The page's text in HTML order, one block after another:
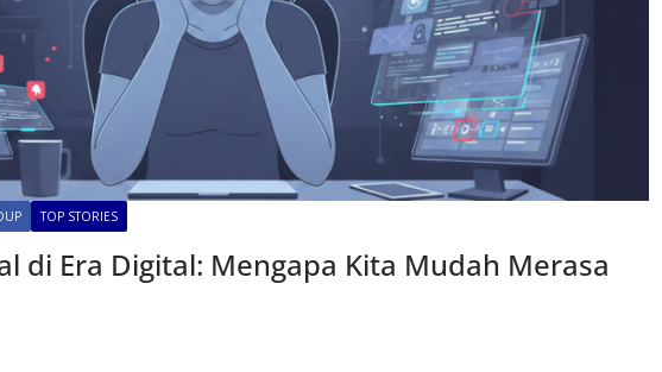
TOP STORIES
di Era Digital: Mengapa Kita Mudah Merasa